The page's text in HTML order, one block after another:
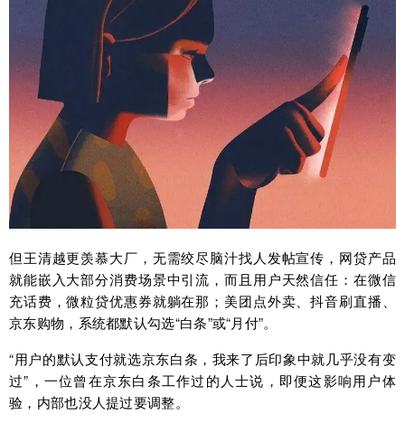
但王清越更羡慕大厂，无需绞尽脑汁找人发帖宣传，网贷产品
就能嵌入大部分消费场景中引流，而且用户天然信任：在微信
充话费，微粒贷优惠券就躺在那；美团点外卖、抖音刷直播、
京东购物，系统都默认勾选“白条”或“月付”。
“用户的默认支付就选京东白条，我来了后印象中就几乎没有变
过”，一位曾在京东白条工作过的人士说，即便这影响用户体
验，内部也没人提过要调整。